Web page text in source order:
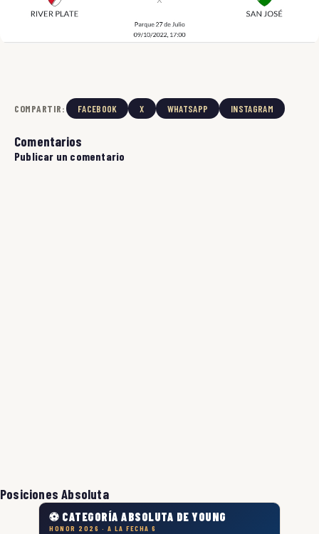
COMPARTIR: FACEBOOK X WHATSAPP INSTAGRAM
Comentarios
Publicar un comentario
Posiciones Absoluta
⚽ CATEGORÍA ABSOLUTA DE YOUNG
HONOR 2026 · A LA FECHA 6